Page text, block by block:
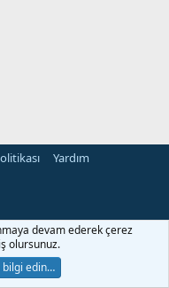
Yardım
devam ederek çerez
olursunuz.
bilgi edin…